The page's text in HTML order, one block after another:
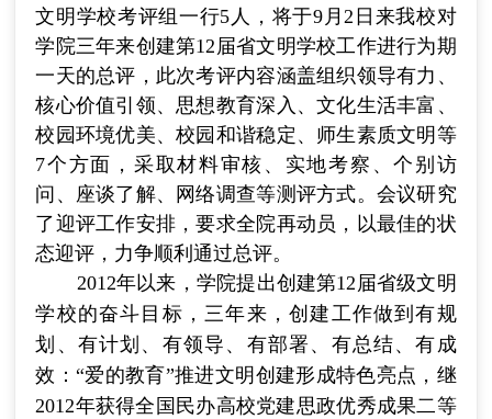
文明学校考评组一行5人，将于9月2日来我校对
学院三年来创建第12届省文明学校工作进行为期
一天的总评，此次考评内容涵盖组织领导有力、
核心价值引领、思想教育深入、文化生活丰富、
校园环境优美、校园和谐稳定、师生素质文明等
7个方面，采取材料审核、实地考察、个别访
问、座谈了解、网络调查等测评方式。会议研究
了迎评工作安排，要求全院再动员，以最佳的状
态迎评，力争顺利通过总评。
2012年以来，学院提出创建第12届省级文明
学校的奋斗目标，三年来，创建工作做到有规
划、有计划、有领导、有部署、有总结、有成
效：“爱的教育”推进文明创建形成特色亮点，继
2012年获得全国民办高校党建思政优秀成果二等